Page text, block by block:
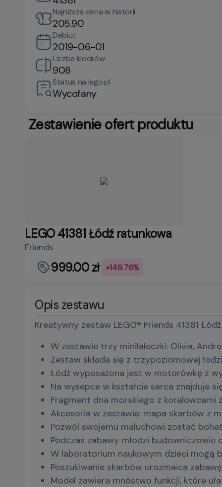
Najniższa cena w historii
205.90
Debiut
2019-06-01
Liczba klocków
908
Status na lego.pl
Wycofany
Zestawienie ofert produktu
LEGO 41381 Łódź ratunkowa
Friends
999.00 zł +149.76%
Opis zestawu
Kreatywny zestaw LEGO® Friends 41381
W zestawie trzy minilaleczki: Olivia,
Zestaw składa się z trzypoziomowej
Łódź wyposażona jest w motorówkę z
Na wysepce w kształcie serca znajduje
Fragment dna morskiego z koralowcami
Akcesoria w zestawie: mapa skarbów z
Pozwól swojemu maluchowi zostać
Podczas zabawy młodzi
W laboratorium naukowym dzieci mogą
Poszukiwanie skarbów urozmaica
Model zawiera mnóstwo funkcji, które